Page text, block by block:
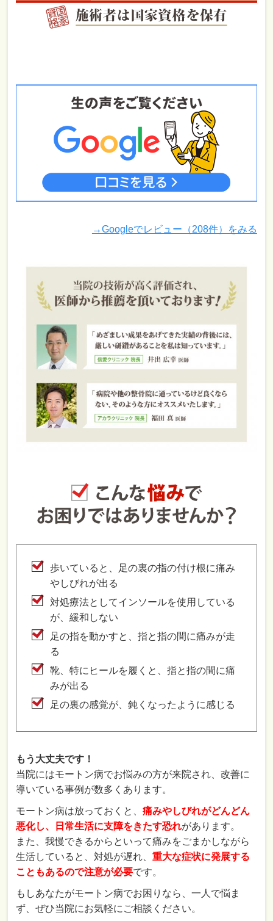
→Googleでレビュー（208件）をみる
歩いていると、足の裏の指の付け根に痛み
やしびれが出る
対処療法としてインソールを使用している
が、緩和しない
足の指を動かすと、指と指の間に痛みが走
る
靴、特にヒールを履くと、指と指の間に痛
みが出る
足の裏の感覚が、鈍くなったように感じる
もう大丈夫です！
当院にはモートン病でお悩みの方が来院され、改善に
導いている事例が数多くあります。
モートン病は放っておくと、痛みやしびれがどんどん
悪化し、日常生活に支障をきたす恐れがあります。
また、我慢できるからといって痛みをごまかしながら
生活していると、対処が遅れ、重大な症状に発展する
こともあるので注意が必要です。
もしあなたがモートン病でお困りなら、一人で悩ま
ず、ぜひ当院にお気軽にご相談ください。